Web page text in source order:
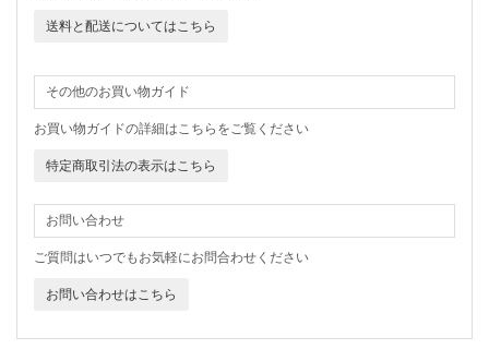
送料と配送についてはこちら
その他のお買い物ガイド
お買い物ガイドの詳細はこちらをご覧ください
特定商取引法の表示はこちら
お問い合わせ
ご質問はいつでもお気軽にお問合わせください
お問い合わせはこちら